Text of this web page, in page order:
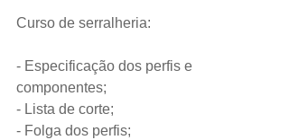
Curso de serralheria:
- Especificação dos perfis e
componentes;
- Lista de corte;
- Folga dos perfis;